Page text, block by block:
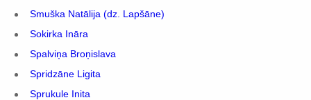
Smuška Natālija (dz. Lapšāne)
Sokirka Ināra
Spalviņa Broņislava
Spridzāne Ligita
Sprukule Inita